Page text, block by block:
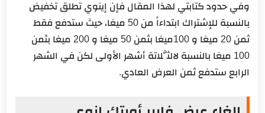
وفي حدود كتابتي لهذا المقال فإن إينوي تطلق تخفيض
بالنسبة للإشتراك ابتداءاً من 50 ميغا، حيث ستدفع فقط
ثمن 20 ميغا و 100ميغا بثمن 50 ميغا و 200 ميغا بثمن
100 ميغا بالنسبة لالثَّلاتة أشهر الأولى لكن في الشهر
الرابع ستدفع ثمن العرض العادي.